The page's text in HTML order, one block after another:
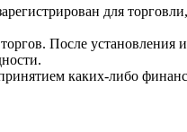
для
После установления
каких-либо